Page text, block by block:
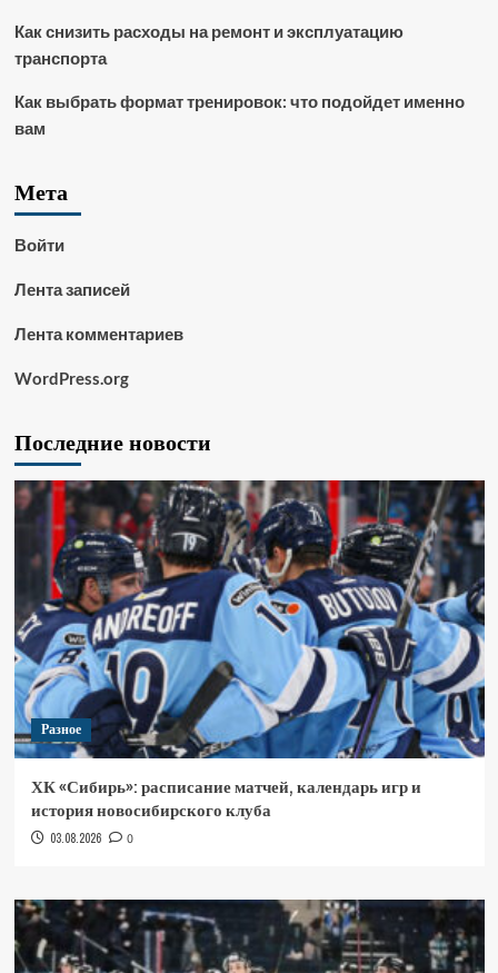
Как снизить расходы на ремонт и эксплуатацию
транспорта
Как выбрать формат тренировок: что подойдет именно
вам
Мета
Войти
Лента записей
Лента комментариев
WordPress.org
Последние новости
Разное
ХК «Сибирь»: расписание матчей, календарь игр и
история новосибирского клуба
03.08.2026 0